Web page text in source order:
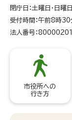
閉庁日：土曜日・日曜
受付時間：午前8時
法人番号：
市役所への
行き方